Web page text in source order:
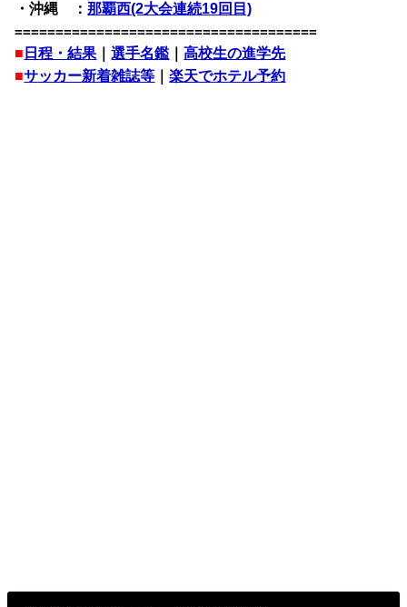
・沖縄 ：那覇西(2大会連続19回目)
=====================================
■ 日程・結果 ｜選手名鑑 ｜高校生の進学先
■サッカー新着雑誌等 ｜楽天でホテル予約